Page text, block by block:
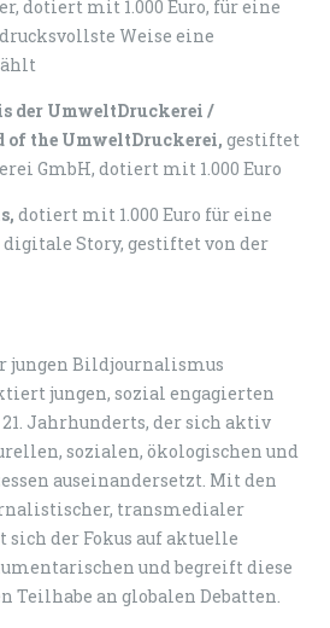
dotiert mit 1.000 Euro, für eine
Weise eine
der UmweltDruckerei /
of the UmweltDruckerei, gestiftet
GmbH, dotiert mit 1.000 Euro
dotiert mit 1.000 Euro für eine
Story, gestiftet von der
jungen Bildjournalismus
jungen, sozial engagierten
Jahrhunderts, der sich aktiv
sozialen, ökologischen und
auseinandersetzt. Mit den
transmedialer
der Fokus auf aktuelle
und begreift diese
Teilhabe an globalen Debatten.